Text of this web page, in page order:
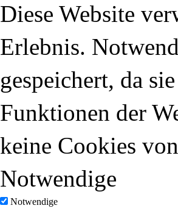
Diese Website
Erlebnis.
gespeichert, da
Funktionen der
keine Cookies
Notwendige
Notwendige